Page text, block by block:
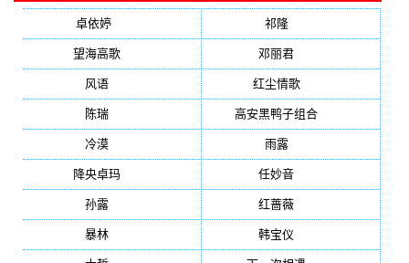
卓依婷 祁隆(647)
望海高歌 邓丽君
风语 红尘情歌(472)
陈瑞 高安黑鸭子组合
冷漠 雨露(350)
降央卓玛 任妙音
孙露 红蔷薇
暴林 韩宝仪